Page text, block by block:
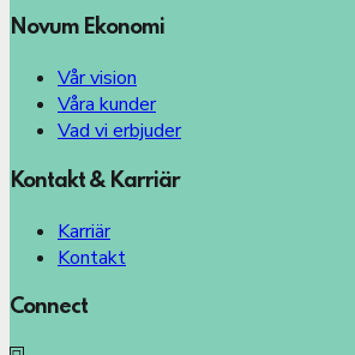
Novum Ekonomi
Vår vision
Våra kunder
Vad vi erbjuder
Kontakt & Karriär
Karriär
Kontakt
Connect